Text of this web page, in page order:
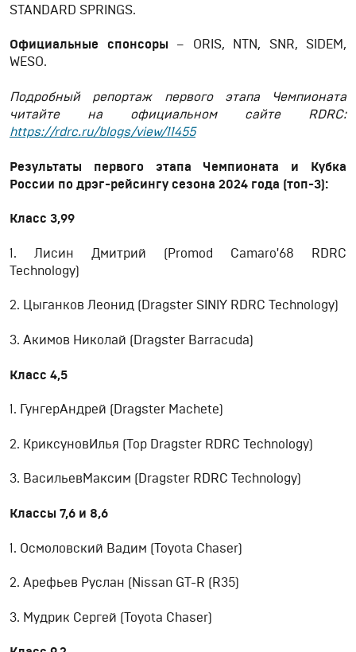
STANDARD SPRINGS.
Официальные спонсоры – ORIS, NTN, SNR, SIDEM,
WESO.
Подробный репортаж первого этапа Чемпионата
читайте на официальном сайте RDRC:
https://rdrc.ru/blogs/view/11455
Результаты первого этапа Чемпионата и Кубка
России по дрэг-рейсингу сезона 2024 года (топ-3):
Класс 3,99
1. Лисин Дмитрий (Promod Camaro'68 RDRC
Technology)
2. Цыганков Леонид (Dragster SINIY RDRC Technology)
3. Акимов Николай (Dragster Barracuda)
Класс 4,5
1. ГунгерАндрей (Dragster Machete)
2. КриксуновИлья (Top Dragster RDRC Technology)
3. ВасильевМаксим (Dragster RDRC Technology)
Классы 7,6 и 8,6
1. Осмоловский Вадим (Toyota Chaser)
2. Арефьев Руслан (Nissan GT-R (R35)
3. Мудрик Сергей (Toyota Chaser)